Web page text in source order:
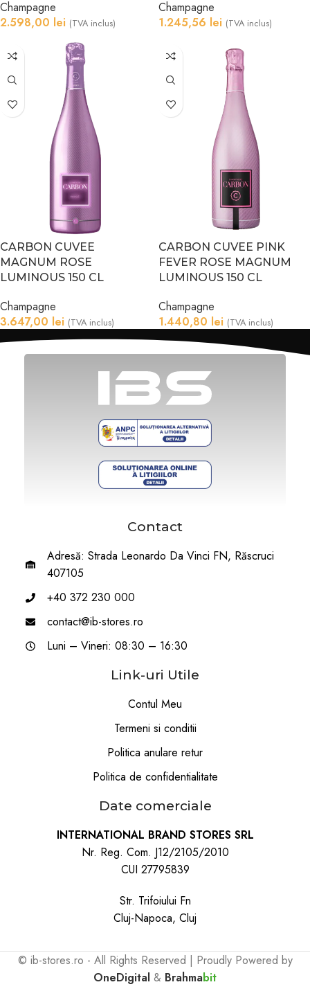
Champagne
2.598,00 lei (TVA inclus)
Champagne
1.245,56 lei (TVA inclus)
CARBON CUVEE
MAGNUM ROSE
LUMINOUS 150 CL
Champagne
3.647,00 lei (TVA inclus)
CARBON CUVEE PINK
FEVER ROSE MAGNUM
LUMINOUS 150 CL
Champagne
1.440,80 lei (TVA inclus)
Contact
Adresă: Strada Leonardo Da Vinci FN, Răscruci
407105
+40 372 230 000
contact@ib-stores.ro
Luni – Vineri: 08:30 – 16:30
Link-uri Utile
Contul Meu
Termeni si conditii
Politica anulare retur
Politica de confidentialitate
Date comerciale
INTERNATIONAL BRAND STORES SRL
Nr. Reg. Com. J12/2105/2010
CUI 27795839
Str. Trifoiului Fn
Cluj-Napoca, Cluj
© ib-stores.ro - All Rights Reserved | Proudly Powered by
OneDigital & Brahmabit